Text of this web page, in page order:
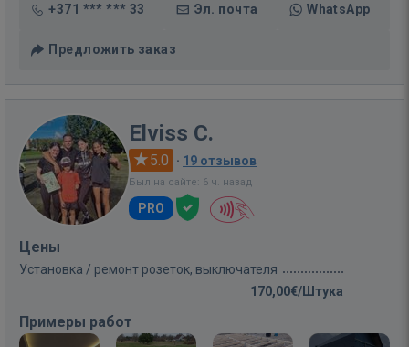
+371 *** *** 33 Эл. почта WhatsApp
Предложить заказ
Elviss C.
5.0 · 19 отзывов
Был на сайте: 6 ч. назад
PRO
Цены
Установка / ремонт розеток, выключателя
170,00€/Штука
Примеры работ